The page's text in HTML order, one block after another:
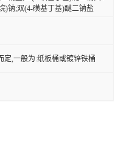
)钠;双(4-磺基丁基)醚二钠盐
定,一般为:纸板桶或镀锌铁桶